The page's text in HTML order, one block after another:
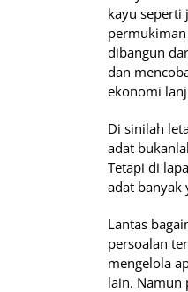
kayu seperti
dibangun
dan
ekonomi
Di sinilah
adat
Tetapi di
adat banyak
Lantas
persoalan
mengelola
lain. Namun